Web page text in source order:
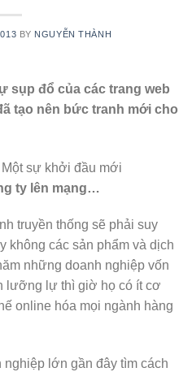
BY NGUYỄN THÀNH
sụp đổ của các trang web
tạo nên bức tranh mới cho
ty lên mạng…
truyền thống sẽ phải suy
không các sản phẩm và dịch
những doanh nghiệp vốn
lưỡng lự thì giờ họ có ít cơ
online hóa mọi ngành hàng
lớn gần đây tìm cách